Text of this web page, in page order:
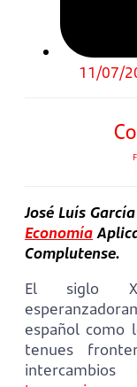
11/07/
José Luís
Economía
Complutense.
El siglo
español como
tenues